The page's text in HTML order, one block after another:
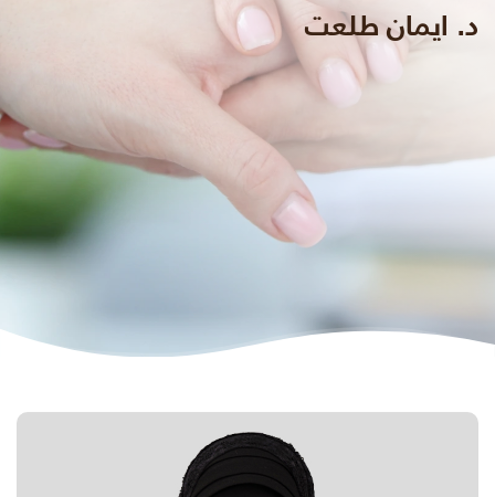
د. ايمان طلعت